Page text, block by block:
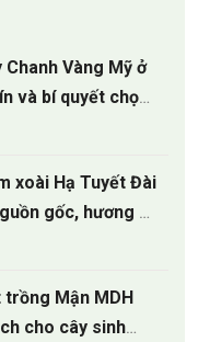
Chanh Vàng Mỹ ở
và bí quyết chọn
xoài Hạ Tuyết Đài
gốc, hương vị
trồng Mận MDH
cho cây sinh